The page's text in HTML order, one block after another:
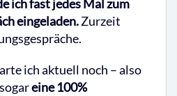
ich fast jedes Mal zum
eingeladen.Zurzeit
ich aktuell noch – also
eine 100%